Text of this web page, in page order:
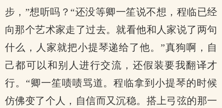
步，”想听吗？“还没等卿一笙说不想，程临已经
向那个艺术家走了过去。就看他和人家说了两句
什么，人家就把小提琴递给了他。”真狗啊，自
己都可以和别人进行交流，还假装要我翻译才
行。“卿一笙啧啧骂道。程临拿到小提琴的时候
仿佛变了个人，自信而又沉稳。搭上弓弦的那一